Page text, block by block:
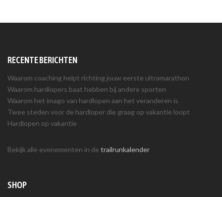
RECENTE BERICHTEN
Waarom coaching helpt richting jouw eerste ultramarathon
Waarom hardlopers baat hebben bij andere sporten
Waarom het imago van hardlopen aan het veranderen is
Twee steden voor de hardloper die graag op vakantie loopt
Hardlopen op vakantie
Bekijk alle evenementen in de trailrunkalender
SHOP